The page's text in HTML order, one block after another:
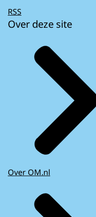
RSS
Over deze site
Over OM.nl